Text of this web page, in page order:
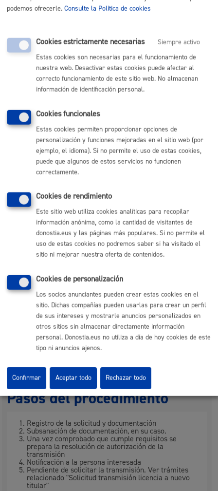
Concesión de
Autorización de
transmisiones de
licenias efectuadas
por razón de
jubilación o
incapacidad del/la
titular y a favor
del/la cónyuge
viudo/a o
forzosos/as
631,78
Autorización de
otras transmisiones
distintas a las del
apartado anterior
6.275,39
Plazo de resolución y sentido
del silencio
Plazo estimado:1 semana
Pasos del procedimiento
Registro de la solicitud y documentación
Subsanación de documentación, en su caso.
Una vez comprobado que cumple requisitos se
prepara la resolución de autorización de la
transmisión
Notificación a la persona interesada
Pendiente de solicitar la transmisión. Ver trámites
relacionado "Solicitud transmisión licencia a nuevo
titular"
podemos ofrecerle. Consulte la Política de cookies
Cookies estrictamente necesarias
Siempre activo
Estas cookies son necesarias para el funcionamiento de
nuestra web. Desactivar estas cookies puede afectar al
correcto funcionamiento de este sitio web. No almacenan
información de identificación personal.
Cookies funcionales
Estas cookies permiten proporcionar opciones de
personalización y funciones mejoradas en el sitio web (por
ejemplo, el idioma). Si no permite el uso de estas cookies,
puede que algunos de estos servicios no funcionen
correctamente.
Cookies de rendimiento
Este sitio web utiliza cookies analíticas para recopilar
información anónima, como la cantidad de visitantes de
donostia.eus y las páginas más populares. Si no permite el
uso de estas cookies no podremos saber si ha visitado el
sitio ni mejorar nuestra oferta de contenidos.
Cookies de personalización
Los socios anunciantes pueden crear estas cookies en el
sitio. Dichas compañías pueden usarlas para crear un perfil
de sus intereses y mostrarle anuncios personalizados en
otros sitios sin almacenar directamente información
personal. Donostia.eus no utiliza a día de hoy cookies de este
tipo ni anuncios ajenos.
Rechazar todo
Confirmar Aceptar todo